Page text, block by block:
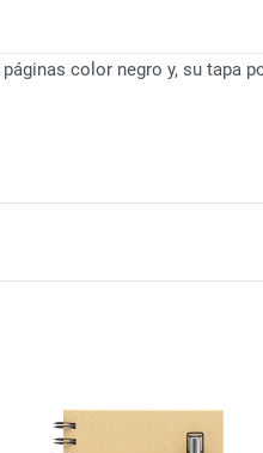
color negro y, su tapa